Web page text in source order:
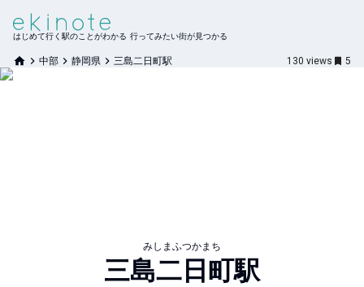
はじめて行く駅のことがわかる 行ってみたい街が見つかる
中部 静岡県 三島二日町駅 130 views 5
みしまふつかまち
三島二日町駅